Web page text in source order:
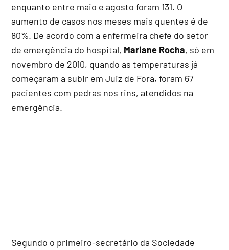
enquanto entre maio e agosto foram 131. O
aumento de casos nos meses mais quentes é de
80%. De acordo com a enfermeira chefe do setor
de emergência do hospital, Mariane Rocha, só em
novembro de 2010, quando as temperaturas já
começaram a subir em Juiz de Fora, foram 67
pacientes com pedras nos rins, atendidos na
emergência.
Segundo o primeiro-secretário da Sociedade